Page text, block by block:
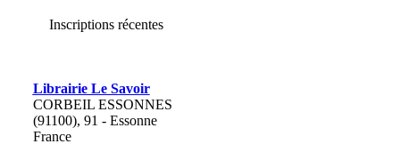
Inscriptions récentes
Librairie Le Savoir
CORBEIL ESSONNES
(91100), 91 - Essonne
France